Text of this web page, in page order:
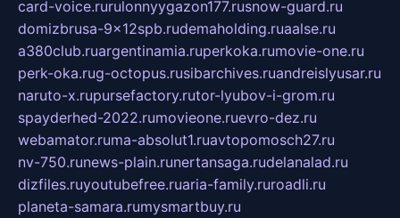
card-voice.rurulonnyygazon177.rusnow-guard.ru
domizbrusa-9x12spb.rudemaholding.ruaalse.ru
a380club.ruargentinamia.ruperkoka.rumovie-one.ru
perk-oka.rug-octopus.rusibarchives.ruandreislyusar.ru
naruto-x.rupursefactory.rutor-lyubov-i-grom.ru
spayderhed-2022.rumovieone.ruevro-dez.ru
webamator.ruma-absolut1.ruavtopomosch27.ru
nv-750.runews-plain.runertansaga.rudelanalad.ru
dizfiles.ruyoutubefree.ruaria-family.ruroadli.ru
planeta-samara.rumysmartbuy.ru